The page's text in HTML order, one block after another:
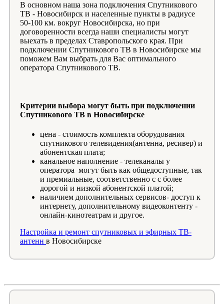
В основном наша зона подключения Спутникового
ТВ - Новосибирск и населенные пункты в радиусе
50-100 км. вокруг Новосибирска, но при
договоренности всегда наши специалисты могут
выехать в пределах Ставропольского края. При
подключении Спутникового ТВ в Новосибирске мы
поможем Вам выбрать для Вас оптимального
оператора Спутникового ТВ.
Критерии выбора могут быть при подключении
Спутникового ТВ в Новосибирске
цена - стоимость комплекта оборудования
спутникового телевидения(антенна, ресивер) и
абонентская плата;
канальное наполнение - телеканалы у
оператора могут быть как общедоступные, так
и премиальные, соответственно с с более
дорогой и низкой абонентской платой;
наличием дополнительных сервисов- доступ к
интернету, дополнительному видеоконтенту -
онлайн-кинотеатрам и другое.
Настройка и ремонт спутниковых и эфирных ТВ-
антенн в Новосибирске